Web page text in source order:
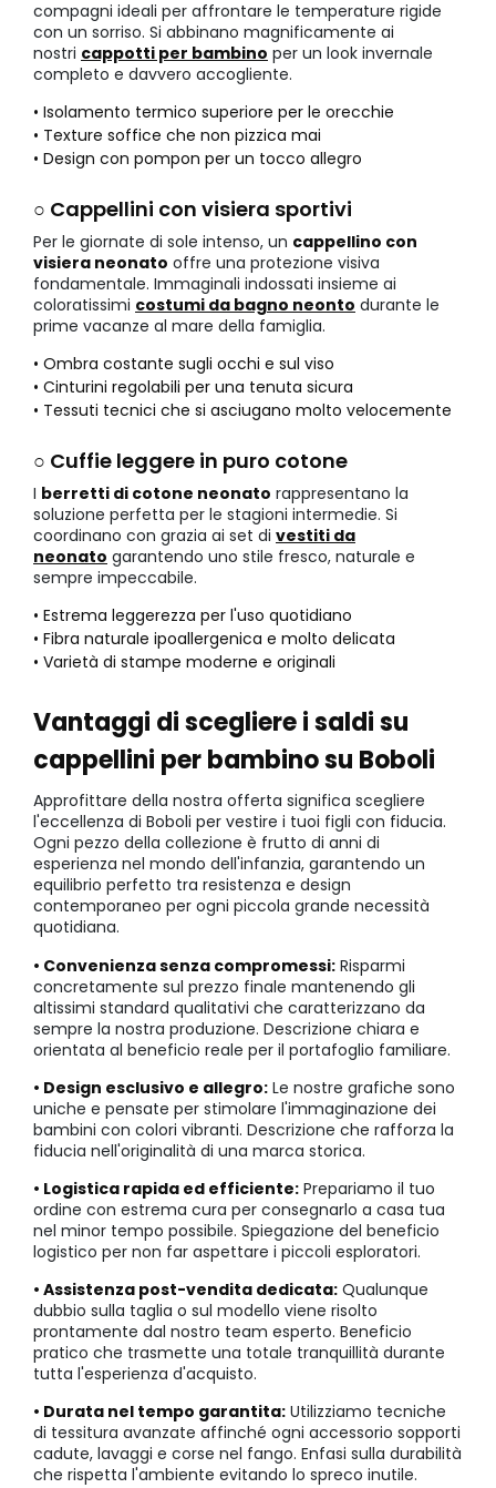
compagni ideali per affrontare le temperature rigide
con un sorriso. Si abbinano magnificamente ai
nostri cappotti per bambino per un look invernale
completo e davvero accogliente.
• Isolamento termico superiore per le orecchie
• Texture soffice che non pizzica mai
• Design con pompon per un tocco allegro
○ Cappellini con visiera sportivi
Per le giornate di sole intenso, un cappellino con
visiera neonato offre una protezione visiva
fondamentale. Immaginali indossati insieme ai
coloratissimi costumi da bagno neonto durante le
prime vacanze al mare della famiglia.
• Ombra costante sugli occhi e sul viso
• Cinturini regolabili per una tenuta sicura
• Tessuti tecnici che si asciugano molto velocemente
○ Cuffie leggere in puro cotone
I berretti di cotone neonato rappresentano la
soluzione perfetta per le stagioni intermedie. Si
coordinano con grazia ai set di vestiti da
neonato garantendo uno stile fresco, naturale e
sempre impeccabile.
• Estrema leggerezza per l'uso quotidiano
• Fibra naturale ipoallergenica e molto delicata
• Varietà di stampe moderne e originali
Vantaggi di scegliere i saldi su
cappellini per bambino su Boboli
Approfittare della nostra offerta significa scegliere
l'eccellenza di Boboli per vestire i tuoi figli con fiducia.
Ogni pezzo della collezione è frutto di anni di
esperienza nel mondo dell'infanzia, garantendo un
equilibrio perfetto tra resistenza e design
contemporaneo per ogni piccola grande necessità
quotidiana.
• Convenienza senza compromessi: Risparmi
concretamente sul prezzo finale mantenendo gli
altissimi standard qualitativi che caratterizzano da
sempre la nostra produzione. Descrizione chiara e
orientata al beneficio reale per il portafoglio familiare.
• Design esclusivo e allegro: Le nostre grafiche sono
uniche e pensate per stimolare l'immaginazione dei
bambini con colori vibranti. Descrizione che rafforza la
fiducia nell'originalità di una marca storica.
• Logistica rapida ed efficiente: Prepariamo il tuo
ordine con estrema cura per consegnarlo a casa tua
nel minor tempo possibile. Spiegazione del beneficio
logistico per non far aspettare i piccoli esploratori.
• Assistenza post-vendita dedicata: Qualunque
dubbio sulla taglia o sul modello viene risolto
prontamente dal nostro team esperto. Beneficio
pratico che trasmette una totale tranquillità durante
tutta l'esperienza d'acquisto.
• Durata nel tempo garantita: Utilizziamo tecniche
di tessitura avanzate affinché ogni accessorio sopporti
cadute, lavaggi e corse nel fango. Enfasi sulla durabilità
che rispetta l'ambiente evitando lo spreco inutile.